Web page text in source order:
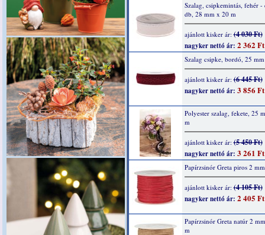
Szalag, csipkemintás, fehér -
db, 28 mm x 20 m
ajánlott kisker ár:(4 030 Ft)
nagyker nettó ár: 2 362 Ft
Szalag csipke, bordó, 25
ajánlott kisker ár:(6 445 Ft)
nagyker nettó ár: 3 856 Ft
Polyester szalag, fekete, 25
m
ajánlott kisker ár:(5 450 Ft)
nagyker nettó ár: 3 261 Ft
Papírzsinór Greta piros 2
ajánlott kisker ár:(4 105 Ft)
nagyker nettó ár: 2 405 Ft
Papírzsinór Greta natúr 2
m